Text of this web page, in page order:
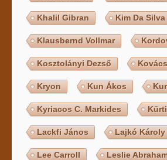
Khalil Gibran Kim Da Silva
Klausbernd Vollmar
Kosztolányi Dezső
Kryon Kun Ákos
Kyriacos C. Markides
Lackfi János Lajkó Károly
Lee Carroll Leslie